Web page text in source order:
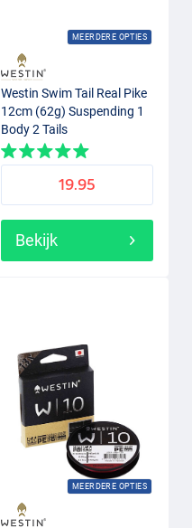
MEERDERE OPTIES
Westin Swim Tail Real Pike
12cm (62g) Suspending 1
Body 2 Tails
19.95
Bekijk
MEERDERE OPTIES